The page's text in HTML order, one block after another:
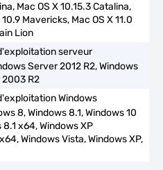
Mac OS X 10.15.3 Catalina,
Mavericks, Mac OS X 11.0
Lion
Server 2012 R2, Windows
2003 R2
8, Windows 8.1, Windows 10
x64, Windows XP
Windows Vista, Windows XP,